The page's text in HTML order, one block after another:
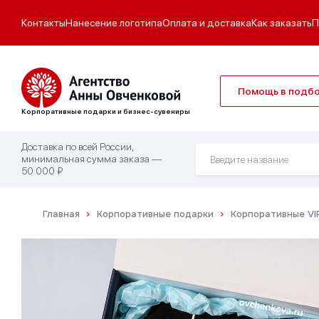
КонтактыНанесение логотипаОплата и доставкаКак заказать
Корпоративные подарки и бизнес-сувениры
Помощь в
Доставка по всей России,
минимальная сумма заказа —
50 000 ₽
Главная Корпоративные подарки Корпоративные